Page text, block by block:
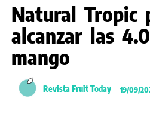
Natural Tropic
alcanzar las
mango
Revista Fruit Today 19/09/